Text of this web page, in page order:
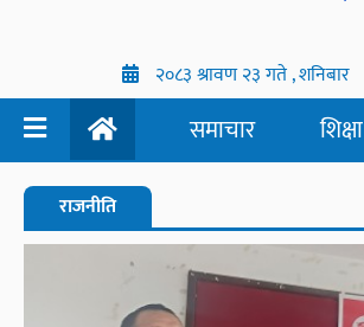
२०८३ श्रावण २३ गते , शनिबार
समाचार शिक्षा
राजनीति